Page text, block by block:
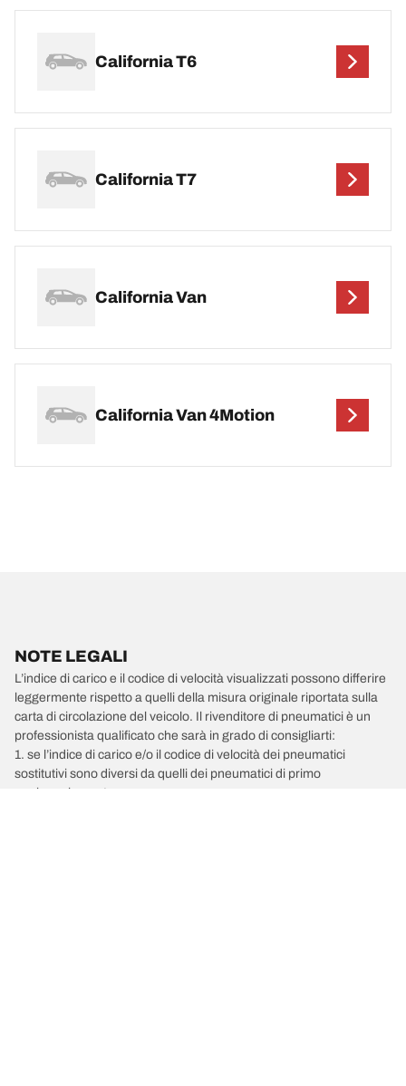
California T6
California T7
California Van
California Van 4Motion
NOTE LEGALI
L’indice di carico e il codice di velocità visualizzati possono differire
leggermente rispetto a quelli della misura originale riportata sulla
carta di circolazione del veicolo. Il rivenditore di pneumatici è un
professionista qualificato che sarà in grado di consigliarti:
1. se l’indice di carico e/o il codice di velocità dei pneumatici
sostitutivi sono diversi da quelli dei pneumatici di primo
equipaggiamento;